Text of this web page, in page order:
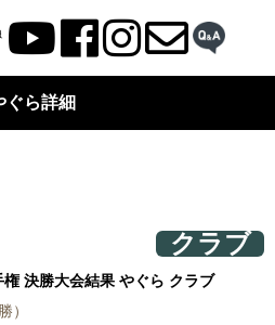
ぐら詳細
クラブ
決勝大会結果 やぐら クラブ